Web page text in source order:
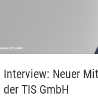
Interview: Neuer
der TIS GmbH